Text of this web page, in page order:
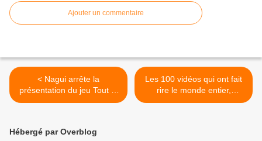
Ajouter un commentaire
< Nagui arrête la
présentation du jeu Tout le
monde veut prendre sa
Les 100 vidéos qui ont fait
rire le monde entier,
spéciale grosses frayeurs,
Hébergé par Overblog